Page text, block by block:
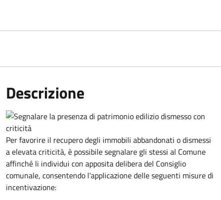
Descrizione
Per favorire il recupero degli immobili abbandonati o dismessi
a elevata criticità, è possibile segnalare gli stessi al Comune
affinché li individui con apposita delibera del Consiglio
comunale, consentendo l’applicazione delle seguenti misure di
incentivazione: